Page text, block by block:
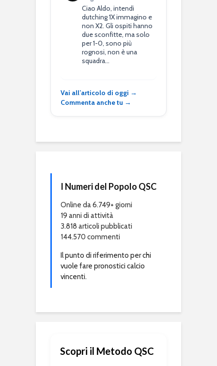
Ciao Aldo, intendi
dutching 1X immagino e
non X2. Gli ospiti hanno
due sconfitte, ma solo
per 1-0, sono più
rognosi, non è una
squadra…
Vai all’articolo di oggi →
Commenta anche tu →
I Numeri del Popolo QSC
Online da 6.749+ giorni
19 anni di attività
3.818 articoli pubblicati
144.570 commenti
Il punto di riferimento per chi
vuole fare pronostici calcio
vincenti.
Scopri il Metodo QSC